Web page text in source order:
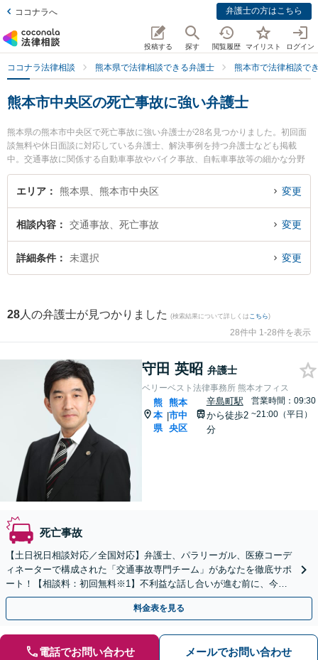
ココナラへ 弁護士の方はこちら
投稿する 探す 閲覧履歴 マイリスト ログイン
ココナラ法律相談 熊本県で法律相談できる弁護士 熊本市で法律相談で
熊本市中央区の死亡事故に強い弁護士
熊本県の熊本市中央区で死亡事故に強い弁護士が28名見つかりました。初回面
談無料や休日面談に対応している弁護士、解決事例を持つ弁護士なども掲載
中。交通事故に関係する自動車事故やバイク事故、自転車事故等の細かな分野
での絞り込み検索もでき便利です。特にベリーベスト法律事務所 熊本オフィス
の守田 英昭弁護士や銀河法律事務所の河口 大輔弁護士、東京スタートアップ法
ラブルを今すぐに弁護士に相談したい』『死亡事故のトラブル解決の実績豊富
な近くの弁護士を検索したい』『初回相談無料で死亡事故を法律相談できる熊
本市中央区内の弁護士に相談予約したい』などでお困りの相談者さんにおすす
エリア 熊本県、熊本市中央区 変更
相談内容 交通事故、死亡事故 変更
詳細条件 未選択 変更
28 人の弁護士が見つかりました (検索結果について詳しくは こちら)
28件中 1-28件を表示
守田 英昭 弁護士
ベリーベスト法律事務所 熊本オフィス
熊
本
県
|
熊本
市中
央区
辛島町駅
から徒歩2
分
営業時間：09:30
~21:00（平日）
死亡事故
【土日祝日相談対応／全国対応】弁護士、パラリーガル、医療コーデ
ィネーターで構成された「交通事故専門チーム」があなたを徹底サポ
ート！【相談料：初回無料※1】不利益な話し合いが進む前に、今す
ぐ相談！
料金表を見る
電話でお問い合わせ メールでお問い合わせ